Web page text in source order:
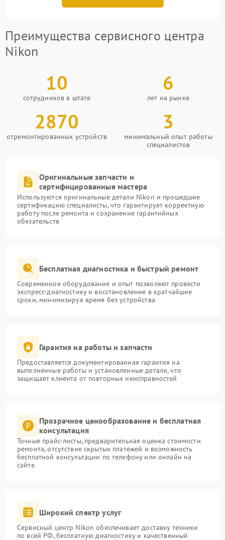
Преимущества сервисного центра
Nikon
10
сотрудников в штате
6
лет на рынке
2870
отремонтированных устройств
3
минимальный опыт работы
специалистов
Оригинальные запчасти и
сертифицированные мастера
Используются оригинальные детали Nikon и прошедшие
сертификацию специалисты, что гарантирует корректную
работу после ремонта и сохранение гарантийных
обязательств
Бесплатная диагностика и быстрый ремонт
Современное оборудование и опыт позволяют провести
экспресс-диагностику и восстановление в кратчайшие
сроки, минимизируя время без устройства
Гарантия на работы и запчасти
Предоставляется документированная гарантия на
выполненные работы и установленные детали, что
защищает клиента от повторных неисправностей
Прозрачное ценообразование и бесплатная
консультация
Точные прайс-листы, предварительная оценка стоимости
ремонта, отсутствие скрытых платежей и возможность
бесплатной консультации по телефону или онлайн на
сайте
Широкий спектр услуг
Сервисный центр Nikon обеспечивает доставку техники
по всей РФ, бесплатную диагностику и качественный